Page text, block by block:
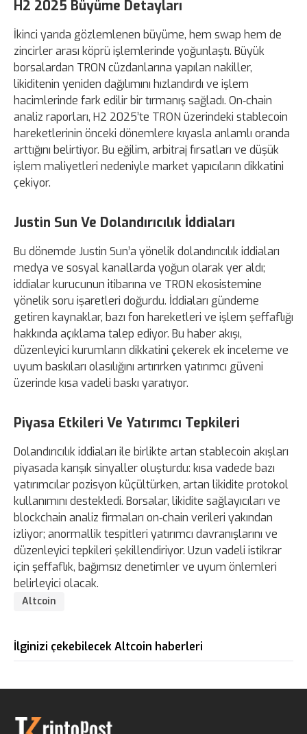
H2 2025 Büyüme Detayları
İkinci yarıda gözlemlenen büyüme, hem swap hem de
zincirler arası köprü işlemlerinde yoğunlaştı. Büyük
borsalardan TRON cüzdanlarına yapılan nakiller,
likiditenin yeniden dağılımını hızlandırdı ve işlem
hacimlerinde fark edilir bir tırmanış sağladı. On‑chain
analiz raporları, H2 2025’te TRON üzerindeki stablecoin
hareketlerinin önceki dönemlere kıyasla anlamlı oranda
arttığını belirtiyor. Bu eğilim, arbitraj fırsatları ve düşük
işlem maliyetleri nedeniyle market yapıcıların dikkatini
çekiyor.
Justin Sun Ve Dolandırıcılık İddiaları
Bu dönemde Justin Sun’a yönelik dolandırıcılık iddiaları
medya ve sosyal kanallarda yoğun olarak yer aldı;
iddialar kurucunun itibarına ve TRON ekosistemine
yönelik soru işaretleri doğurdu. İddiaları gündeme
getiren kaynaklar, bazı fon hareketleri ve işlem şeffaflığı
hakkında açıklama talep ediyor. Bu haber akışı,
düzenleyici kurumların dikkatini çekerek ek inceleme ve
uyum baskıları olasılığını artırırken yatırımcı güveni
üzerinde kısa vadeli baskı yaratıyor.
Piyasa Etkileri Ve Yatırımcı Tepkileri
Dolandırıcılık iddiaları ile birlikte artan stablecoin akışları
piyasada karışık sinyaller oluşturdu: kısa vadede bazı
yatırımcılar pozisyon küçültürken, artan likidite protokol
kullanımını destekledi. Borsalar, likidite sağlayıcıları ve
blockchain analiz firmaları on‑chain verileri yakından
izliyor; anormallik tespitleri yatırımcı davranışlarını ve
düzenleyici tepkileri şekillendiriyor. Uzun vadeli istikrar
için şeffaflık, bağımsız denetimler ve uyum önlemleri
belirleyici olacak.
Altcoin
İlginizi çekebilecek Altcoin haberleri